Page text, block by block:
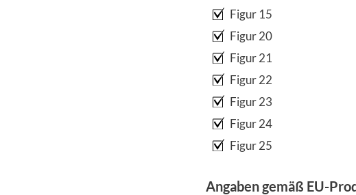
Figur 15
Figur 20
Figur 21
Figur 22
Figur 23
Figur 24
Figur 25
Angaben gemäß EU-